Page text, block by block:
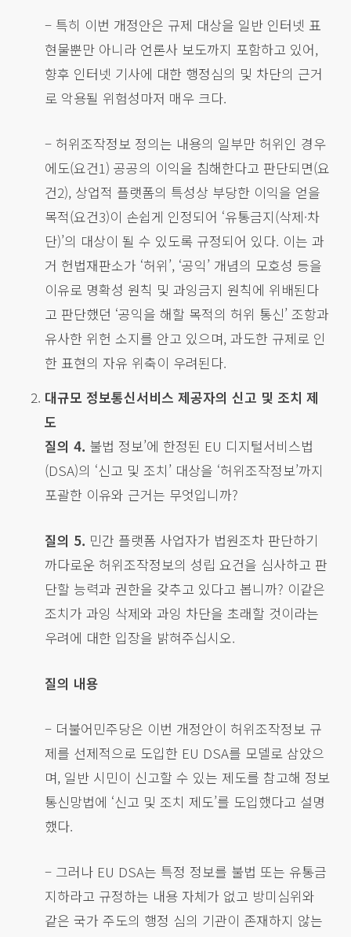
– 특히 이번 개정안은 규제 대상을 일반 인터넷 표
현물뿐만 아니라 언론사 보도까지 포함하고 있어,
향후 인터넷 기사에 대한 행정심의 및 차단의 근거
로 악용될 위험성마저 매우 크다.
– 허위조작정보 정의는 내용의 일부만 허위인 경우
에도(요건1) 공공의 이익을 침해한다고 판단되면(요
건2), 상업적 플랫폼의 특성상 부당한 이익을 얻을
목적(요건3)이 손쉽게 인정되어 ‘유통금지(삭제·차
단)’의 대상이 될 수 있도록 규정되어 있다. 이는 과
거 헌법재판소가 ‘허위’, ‘공익’ 개념의 모호성 등을
이유로 명확성 원칙 및 과잉금지 원칙에 위배된다
고 판단했던 ‘공익을 해할 목적의 허위 통신’ 조항과
유사한 위헌 소지를 안고 있으며, 과도한 규제로 인
한 표현의 자유 위축이 우려된다.
대규모 정보통신서비스 제공자의 신고 및 조치 제
도
질의 4. 불법 정보’에 한정된 EU 디지털서비스법
(DSA)의 ‘신고 및 조치’ 대상을 ‘허위조작정보’까지
포괄한 이유와 근거는 무엇입니까?
질의 5. 민간 플랫폼 사업자가 법원조차 판단하기
까다로운 허위조작정보의 성립 요건을 심사하고 판
단할 능력과 권한을 갖추고 있다고 봅니까? 이같은
조치가 과잉 삭제와 과잉 차단을 초래할 것이라는
우려에 대한 입장을 밝혀주십시오.
질의 내용
– 더불어민주당은 이번 개정안이 허위조작정보 규
제를 선제적으로 도입한 EU DSA를 모델로 삼았으
며, 일반 시민이 신고할 수 있는 제도를 참고해 정보
통신망법에 ‘신고 및 조치 제도’를 도입했다고 설명
했다.
– 그러나 EU DSA는 특정 정보를 불법 또는 유통금
지하라고 규정하는 내용 자체가 없고 방미심위와
같은 국가 주도의 행정 심의 기관이 존재하지 않는